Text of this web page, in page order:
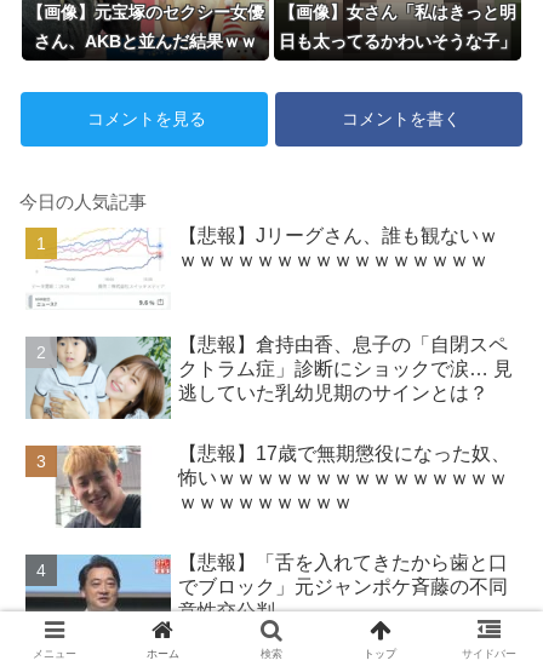
【画像】元宝塚のセクシー女優
さん、AKBと並んだ結果ｗｗ
【画像】女さん「私はきっと明
日も太ってるかわいそうな子」
ickup07091617】
コメントを見る
コメントを書く
今日の人気記事
【悲報】Jリーグさん、誰も観ないｗ
ｗｗｗｗｗｗｗｗｗｗｗｗｗｗｗｗ
【悲報】倉持由香、息子の「自閉スペ
クトラム症」診断にショックで涙… 見
逃していた乳幼児期のサインとは？
【悲報】17歳で無期懲役になった奴、
怖いｗｗｗｗｗｗｗｗｗｗｗｗｗｗｗ
ｗｗｗｗｗｗｗｗｗ
【悲報】「舌を入れてきたから歯と口
でブロック」元ジャンポケ斉藤の不同
意性交公判
メニュー ホーム 検索 トップ サイドバー